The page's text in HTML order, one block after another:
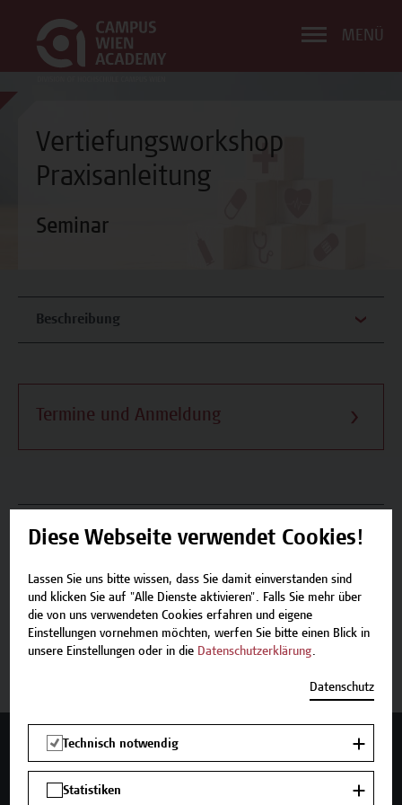
MENÜ
Vertiefungsworkshop
Praxisanleitung
Seminar
Beschreibung
Termine und Anmeldung
Beschreibung
Termine und Anmeldung
Jetzt anmelden
Mehr Infos gewünscht?
Diese Webseite verwendet Cookies!
Lassen Sie uns bitte wissen, dass Sie damit einverstanden sind
und klicken Sie auf "Alle Dienste aktivieren". Falls Sie mehr über
die von uns verwendeten Cookies erfahren und eigene
Einstellungen vornehmen möchten, werfen Sie bitte einen Blick in
unsere Einstellungen oder in die Datenschutzerklärung.
Datenschutz
Technisch notwendig
Statistiken